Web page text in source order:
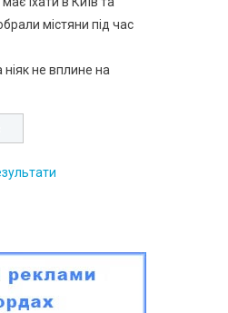
містяни під час
не вплине на